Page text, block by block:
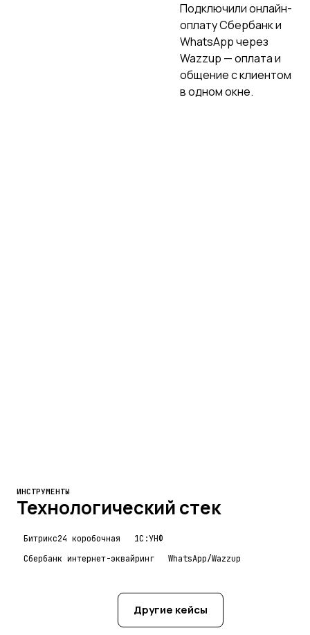
Подключили онлайн-
оплату Сбербанк и
WhatsApp через
Wazzup — оплата и
общение с клиентом
в одном окне.
ИНСТРУМЕНТЫ
Технологический стек
Битрикс24 коробочная
1С:УНФ
Сбербанк интернет-эквайринг
WhatsApp/Wazzup
Другие кейсы